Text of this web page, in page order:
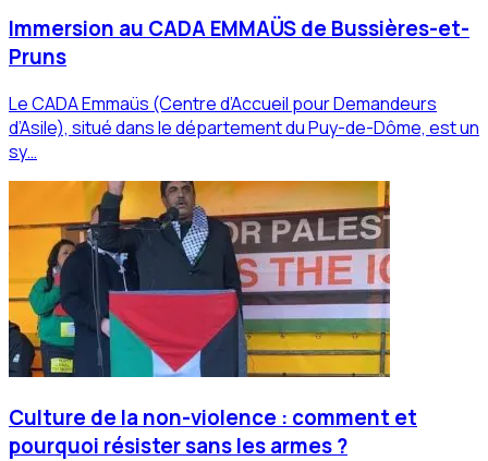
Immersion au CADA EMMAÜS de Bussières-et-
Pruns
Le CADA Emmaüs (Centre d’Accueil pour Demandeurs
d’Asile), situé dans le département du Puy-de-Dôme, est un
sy…
Culture de la non-violence : comment et
pourquoi résister sans les armes ?